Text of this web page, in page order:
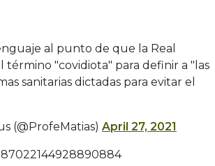
al punto de que la Real
término "covidiota" para definir a "las
sanitarias dictadas para evitar el
(@ProfeMatias) April 27, 2021